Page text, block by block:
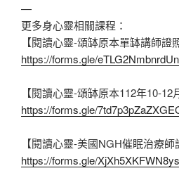
—
更多身心靈相關課程：
【閱讀心靈-頌缽原本單缽講師證
https://forms.gle/
【閱讀心靈-頌缽原本112年10-12
https://forms.gle/
【閱讀心靈-美國NGH催眠治療師
https://forms.gle/